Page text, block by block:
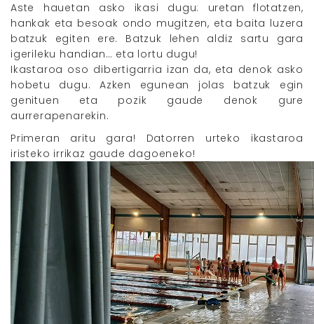
Aste hauetan asko ikasi dugu: uretan flotatzen,
hankak eta besoak ondo mugitzen, eta baita luzera
batzuk egiten ere. Batzuk lehen aldiz sartu gara
igerileku handian… eta lortu dugu!
Ikastaroa oso dibertigarria izan da, eta denok asko
hobetu dugu. Azken egunean jolas batzuk egin
genituen eta pozik gaude denok gure
aurrerapenarekin.
Primeran aritu gara! Datorren urteko ikastaroa
iristeko irrikaz gaude dagoeneko!